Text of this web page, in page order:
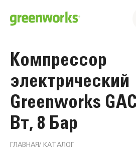
Компрессор
электрический
Greenworks
Вт, 8 Бар
ГЛАВНАЯ КАТАЛОГ